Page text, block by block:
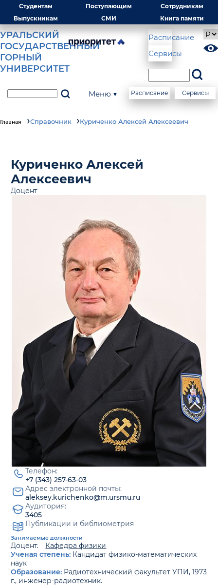
Студентам Поступающим
Сотрудникам
Выпускникам
СМИ Книга памяти
УРАЛЬСКИЙ
ГОСУДАРСТВЕННЫЙ
ГОРНЫЙ
УНИВЕРСИТЕТ
Расписание
Сервисы
Меню ▼ Расписание Сервисы
Главная Справочник Куриченко Алексей Алексеевич
Куриченко Алексей
Алексеевич
Доцент
Телефон:
+7 (343) 257-63-03
Адрес электронной почты:
aleksey.kurichenko@m.ursmu.ru
Аудитория:
3405
Публикации и библиометрия
Занимаемые должности
Доцент.
Кафедра физики
Ученая степень: Кандидат физико-математических
наук
Образование: Радиотехнический факультет УПИ, 1973
г., инженер-радиотехник.